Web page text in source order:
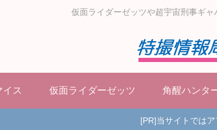
仮面ライダーゼッツや超宇宙刑事ギ
ス 仮面ライダーゼッツ 角醒ハンタ
[PR]当サイトでは